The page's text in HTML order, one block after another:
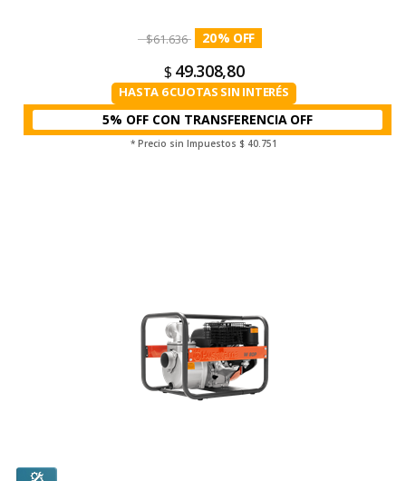
$61.636 20%
$ 49.308,80
HASTA 6 CUOTAS SIN INTERÉS
5% OFF CON TRANSFERENCIA
* Precio sin Impuestos $ 40.751